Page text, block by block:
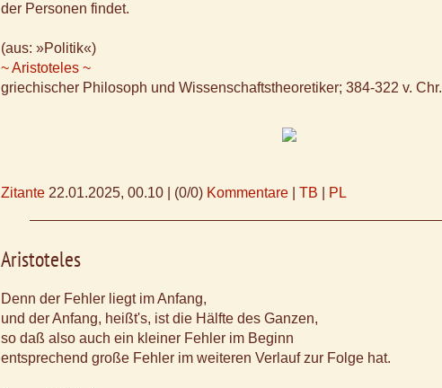
der Personen findet.
(aus: »Politik«)
~ Aristoteles ~
griechischer Philosoph und Wissenschaftstheoretiker; 384-322 v. Chr.
Zitante 22.01.2025, 00.10 (0/0) Kommentare TB PL
Aristoteles
Denn der Fehler liegt im Anfang,
und der Anfang, heißt's, ist die Hälfte des Ganzen,
so daß also auch ein kleiner Fehler im Beginn
entsprechend große Fehler im weiteren Verlauf zur Folge hat.